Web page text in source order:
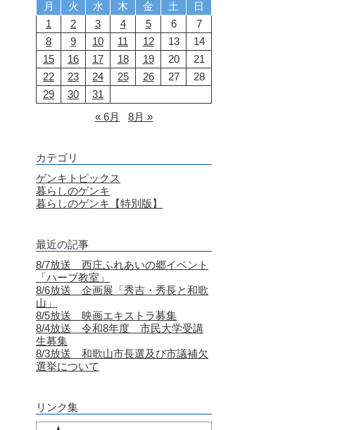
月
火 水 木 金 土
日
1
2 3 4 5 6
7
8
9 10 11 12 13
14
15
16 17 18 19 20
21
22
23 24 25 26 27
28
29
30
31
« 6月
8月 »
カテゴリ
ゲンキトピックス
暮らしのゲンキ
暮らしのゲンキ【特別版】
最近の記事
8/7放送 西庄ふれあいの郷イベント
「ハーブ教室」
8/6放送 企画展「秀吉・秀長と和歌
山」
8/5放送 映画エキストラ募集
8/4放送 令和8年度 市民大学受講
生募集
8/3放送 和歌山市長選及び市議補欠
選挙について
リンク集